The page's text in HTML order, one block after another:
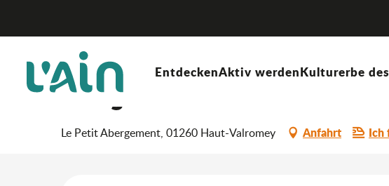
principal
EntdeckenAktiv werdenKulturerbe
Course de côte moto –
Abergement
Le Petit Abergement, 01260 Haut-Valromey Anfahrt Ich